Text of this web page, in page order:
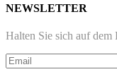
NEWSLETTER
Halten Sie sich auf dem